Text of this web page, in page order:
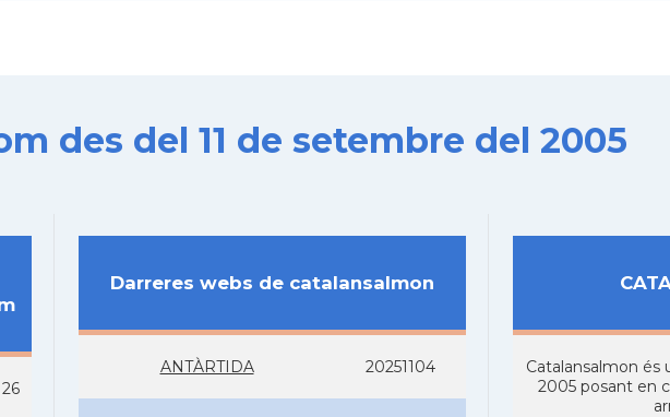
des del 11 de setembre del 2005
Darreres webs de catalansalmon
ANTÀRTIDA 20251104
Catalansalmon és
2005 posant en